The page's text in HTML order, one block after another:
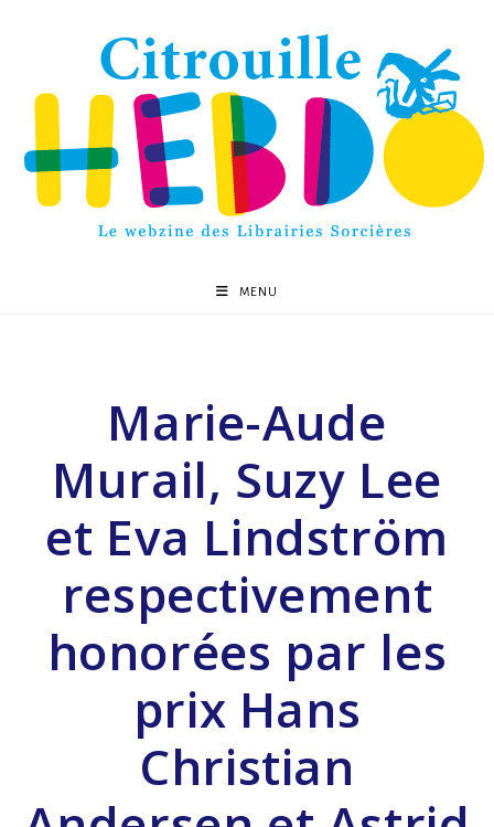
MENU
Marie-Aude
Murail, Suzy Lee
et Eva Lindström
respectivement
honorées par les
prix Hans
Christian